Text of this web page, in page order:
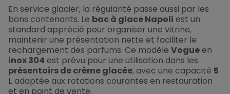
En service glacier, la régularité passe aussi par les
bons contenants. Le bac à glace Napoli est un
standard apprécié pour organiser une vitrine,
maintenir une présentation nette et faciliter le
rechargement des parfums. Ce modèle Vogueen
inox 304 est prévu pour une utilisation dans les
présentoirs de crème glacée, avec une capacité 5
Ladaptée aux rotations courantes en restauration
et en point de vente.